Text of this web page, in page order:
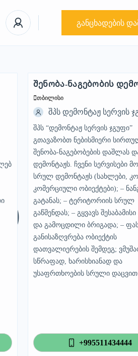
განცხადების
STANDARD
შენობა-ნაგებობის
+995511434444
თბილისი
შპს დემონტაჟ სერვის
შპს “დემონტაჟ სერვის ჯგუფი”
გთავაზობთ ნებისმიერი
შენობა-ნაგებობების დაშლას
დემონტაჟს. ჩვენი სერვისები
სრულ დემონტაჟს (სახლები,
კომერციული ობიექტები); –
გატანას; – ტერიტორიის სრულ
გაწმენდას; – გყვავს შესაბამისი
და გამოცდილი ბრიგადა; –
განისაზღვრება ობიექტის
დათვალიერების შემდეგ;
სწრაფად, ხარისხიანად და
უსაფრთხოების სრული